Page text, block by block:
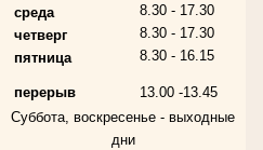
среда
8.30 - 17.30
четверг
8.30 - 17.30
пятница
8.30 - 16.15
перерыв
13.00 -13.45
Суббота, воскресенье - выходные
дни